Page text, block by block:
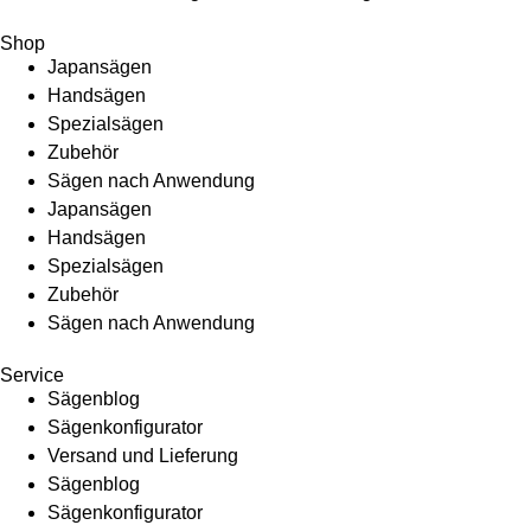
Shop
Japansägen
Handsägen
Spezialsägen
Zubehör
Sägen nach Anwendung
Japansägen
Handsägen
Spezialsägen
Zubehör
Sägen nach Anwendung
Service
Sägenblog
Sägenkonfigurator
Versand und Lieferung
Sägenblog
Sägenkonfigurator